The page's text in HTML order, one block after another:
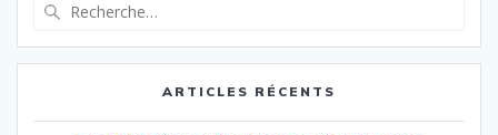
:
ARTICLES RÉCENTS